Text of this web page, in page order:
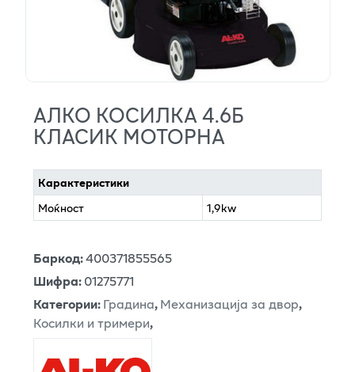
АЛКО КОСИЛКА 4.6Б
КЛАСИК МОТОРНА
Карактеристики
Моќност
1,9kw
Баркод:400371855565
Шифра:01275771
Категории:Градина,Механизација за двор,
Косилки и тримери,